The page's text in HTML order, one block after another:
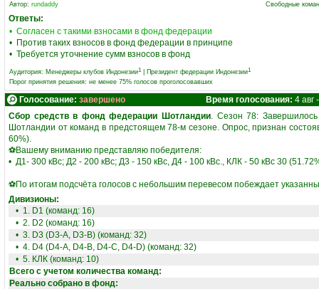
Автор: rundaddy Свободные
Ответы:
• Согласен с такими взносами в фонд федерации
• Против таких взносов в фонд федерации в принципе
• Требуется уточнение сумм взносов в фонд
Аудитория: Менеджеры клубов Индонезии1 Президент федерации Индонезии1
Порог принятия решения: не менее 75% голосов проголосовавших
Голосование: завершено Время голосования: 4 авг
Сбор средств в фонд федерации Шотландии. Сезон 78:
Шотландии от команд в предстоящем 78-м сезоне. Опрос, признан
60%).
⚽Вашему вниманию представляю победителя:
• Д1- 300 кВс; Д2 - 200 кВс; Д3 - 150 кВс, Д4 - 100 кВс., КЛК - 50 кВс 30
⚽По итогам подсчёта голосов с небольшим перевесом побеждает
Дивизионы:
• 1. D1 (команд: 16)
• 2. D2 (команд: 16)
• 3. D3 (D3-A, D3-B) (команд: 32)
• 4. D4 (D4-A, D4-B, D4-C, D4-D) (команд: 32)
• 5. КЛК (команд: 10)
Всего с учетом количества команд:
Реально собрано в фонд: